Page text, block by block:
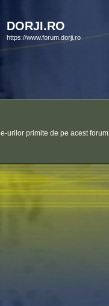
DORJI.RO
https://www.forum.dorji.ro
urilor primite de pe acest